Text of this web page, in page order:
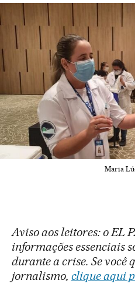
Maria
Aviso aos leitores: o EL
informações essenciais
durante a crise. Se você
jornalismo, clique aqui